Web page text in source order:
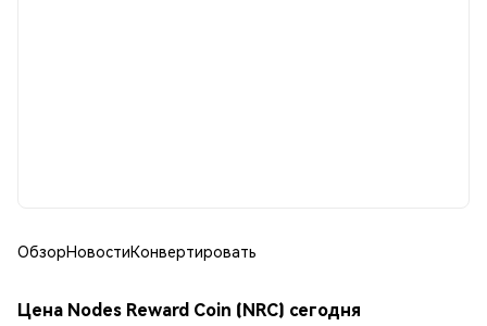
ОбзорНовостиКонвертировать
Цена Nodes Reward Coin (NRC) сегодня